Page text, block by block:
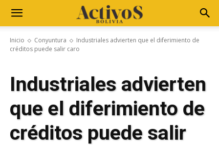
Inicio Conyuntura
Industriales advierten que el diferimiento de
créditos puede salir caro
Industriales advierten
que el diferimiento de
créditos puede salir